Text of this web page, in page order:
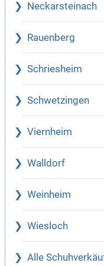
Neckarsteinach
Rauenberg
Schriesheim
Schwetzingen
Viernheim
Walldorf
Weinheim
Wiesloch
Alle